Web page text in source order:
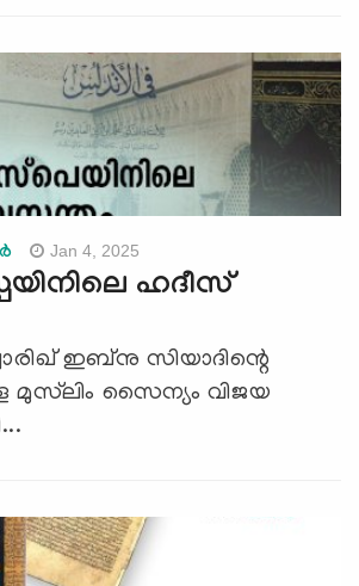
Jan 4, 2025
ഹദീസ്
ഇബ്നു സിയാദിന്റെ
മുസ്‌ലിം സൈന്യം വിജയ